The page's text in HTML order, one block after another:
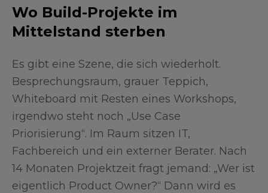
Wo Build-Projekte im
Mittelstand sterben
Es gibt eine Szene, die sich wiederholt.
Besprechungsraum, grauer Teppich,
Whiteboard mit Resten eines Workshops,
irgendwo steht noch „Use Case
Priorisierung“. Im Raum sitzen IT,
Fachbereich und ein externer Berater. Nach
14 Monaten Projektzeit fragt jemand: „Wer ist
eigentlich Product Owner?“ Dann wird es